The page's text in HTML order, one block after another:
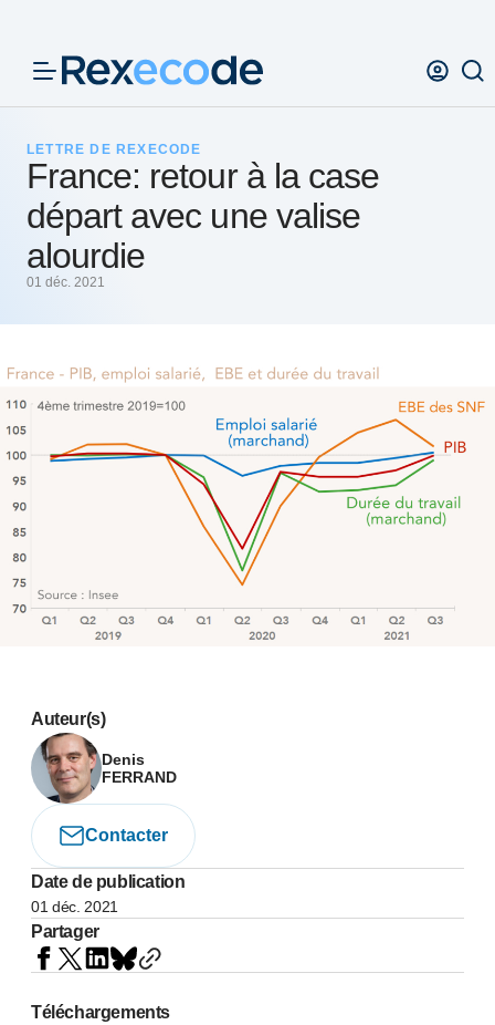
LETTRE DE REXECODE
France: retour à la case
départ avec une valise
alourdie
01 déc. 2021
Auteur(s)
Denis
FERRAND
Contacter
Date de publication
01 déc. 2021
Partager
Téléchargements